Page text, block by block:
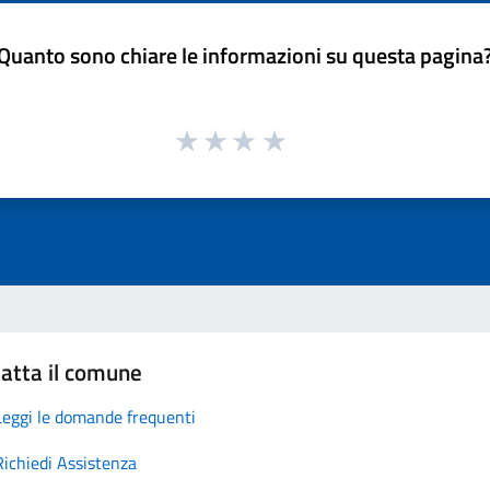
sono chiare le informazioni su questa
il comune
le domande frequenti
Assistenza